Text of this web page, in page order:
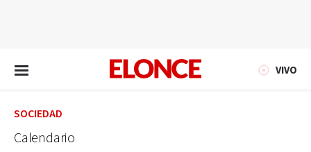
VIVO
SOCIEDAD
Calendario